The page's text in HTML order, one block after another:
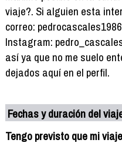
viaje?. Si alguien esta
correo:
Instagram:
así ya que no me suelo
dejados aquí en el perfil.
Fechas y duración del
Tengo previsto que mi